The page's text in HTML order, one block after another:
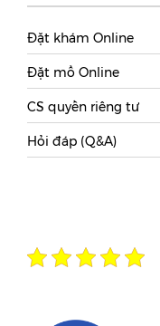
Đặt khám Online
Đặt mổ Online
CS quyền riêng tư
Hỏi đáp (Q&A)